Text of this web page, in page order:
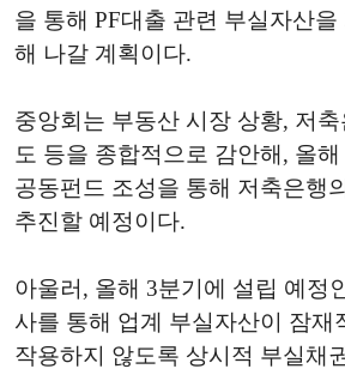
을 통해 PF대출 관련 부실자산을
해 나갈 계획이다.
중앙회는 부동산 시장 상황, 저
도 등을 종합적으로 감안해, 올
공동펀드 조성을 통해 저축은행
추진할 예정이다.
아울러, 올해 3분기에 설립 예정
사를 통해 업계 부실자산이 잠재
작용하지 않도록 상시적 부실채